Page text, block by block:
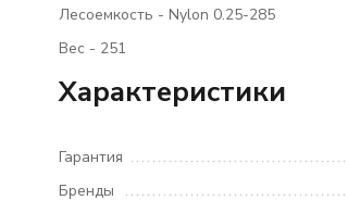
Лесоемкость - Nylon 0.25-285
Вес - 251
Характеристики
Гарантия
Бренды